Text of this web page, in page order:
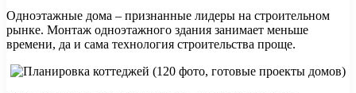
Одноэтажные дома – признанные лидеры на строительном
рынке. Монтаж одноэтажного здания занимает меньше
времени, да и сама технология строительства проще.